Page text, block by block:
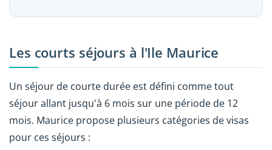
Les courts séjours à l'Ile Maurice
Un séjour de courte durée est défini comme tout
séjour allant jusqu'à 6 mois sur une période de 12
mois. Maurice propose plusieurs catégories de visas
pour ces séjours :